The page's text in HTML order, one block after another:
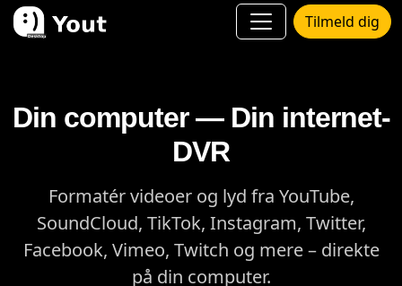
Tilmeld dig
Din computer — Din internet-
DVR
Formatér videoer og lyd fra YouTube,
SoundCloud, TikTok, Instagram, Twitter,
Facebook, Vimeo, Twitch og mere – direkte
på din computer.